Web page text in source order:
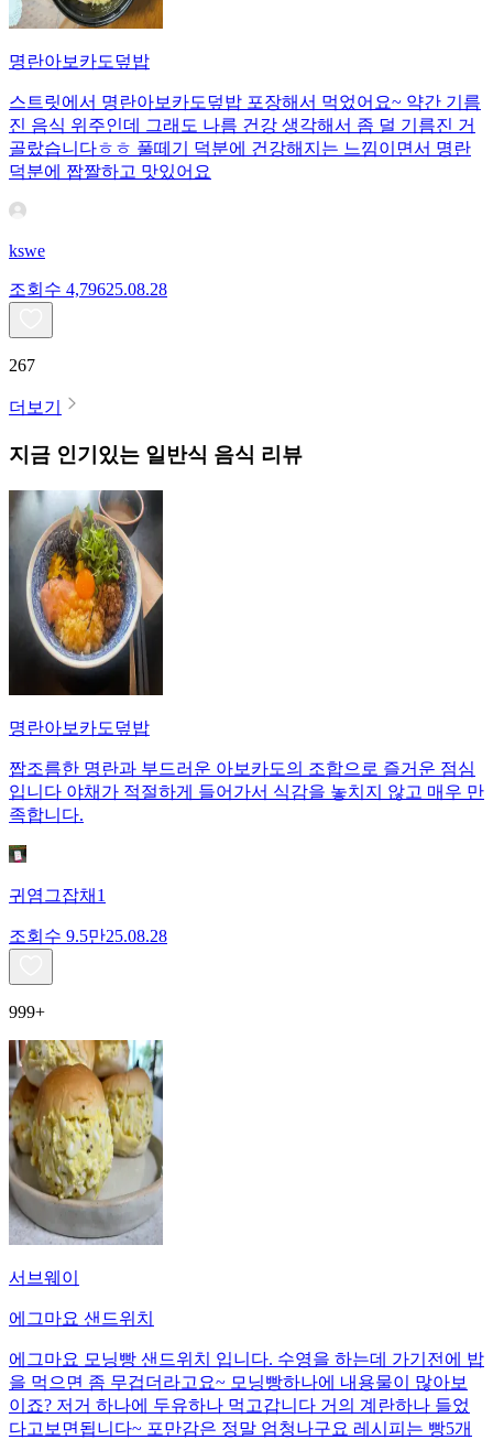
명란아보카도덮밥
스트릿에서 명란아보카도덮밥 포장해서 먹었어요~ 약간 기름
진 음식 위주인데 그래도 나름 건강 생각해서 좀 덜 기름진 거
골랐습니다ㅎㅎ 풀떼기 덕분에 건강해지는 느낌이면서 명란
덕분에 짭짤하고 맛있어요
kswe
조회수 4,79625.08.28
267
더보기
지금 인기있는 일반식 음식 리뷰
명란아보카도덮밥
짭조름한 명란과 부드러운 아보카도의 조합으로 즐거운 점심
입니다 야채가 적절하게 들어가서 식감을 놓치지 않고 매우 만
족합니다.
귀염그잡채1
조회수 9.5만25.08.28
999+
서브웨이
에그마요 샌드위치
에그마요 모닝빵 샌드위치 입니다. 수영을 하는데 가기전에 밥
을 먹으면 좀 무겁더라고요~ 모닝빵하나에 내용물이 많아보
이죠? 저거 하나에 두유하나 먹고갑니다 거의 계란하나 들었
다고보면됩니다~ 포만감은 정말 엄청나구요 레시피는 빵5개